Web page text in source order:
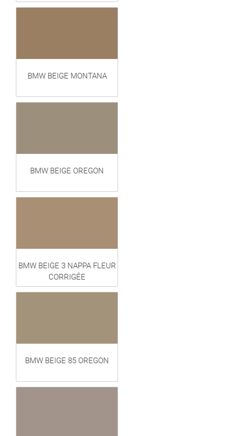
BMW BEIGE MONTANA
BMW BEIGE OREGON
BMW BEIGE 3 NAPPA FLEUR
CORRIGÉE
BMW BEIGE 85 OREGON